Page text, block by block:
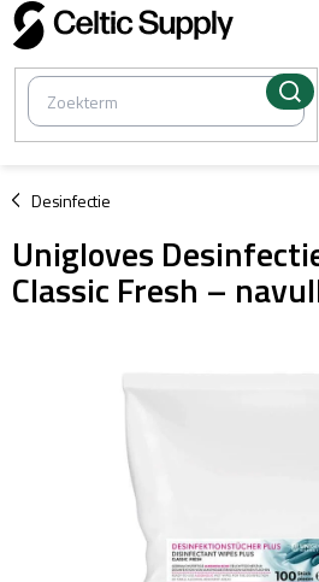
Overslaan
naar
inhoud
Desinfectie
/
Unigloves
Classic Fresh –